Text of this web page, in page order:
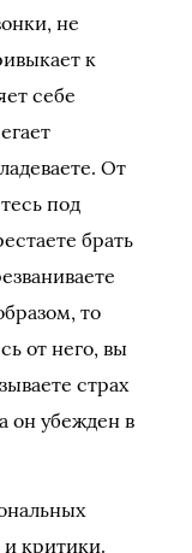
не
к
себе
От
под
брать
то
от него, вы
страх
он убежден в
и критики.